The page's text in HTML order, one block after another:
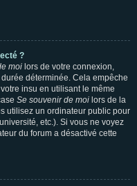
?
moi lors de votre connexion,
déterminée. Cela empêche
insu en utilisant le même
Se souvenir de moi lors de la
utilisez un ordinateur public pour
etc.). Si vous ne voyez
du forum a désactivé cette